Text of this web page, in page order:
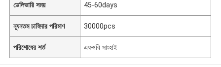
ডেলিভারি সময় 45-60days
ন্যূনতম চাহিদার পরিমাণ 30000pcs
পরিশোধের শর্ত এফওবি সাংহাই